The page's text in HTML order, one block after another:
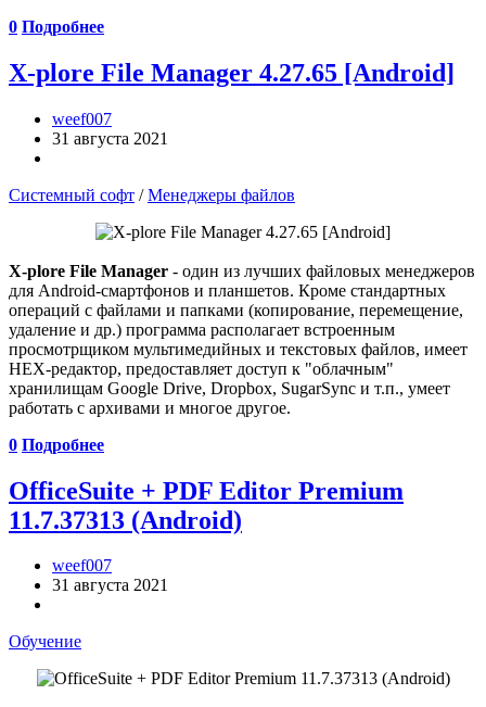
0 Подробнее
X-plore File Manager 4.27.65 [Android]
weef007
31 августа 2021
Системный софт /Менеджеры файлов
X-plore File Manager - один из лучших файловых менеджеров
для Android-смартфонов и планшетов. Кроме стандартных
операций с файлами и папками (копирование, перемещение,
удаление и др.) программа располагает встроенным
просмотрщиком мультимедийных и текстовых файлов, имеет
HEX-редактор, предоставляет доступ к "облачным"
хранилищам Google Drive, Dropbox, SugarSync и т.п., умеет
работать с архивами и многое другое.
0 Подробнее
OfficeSuite + PDF Editor Premium
11.7.37313 (Android)
weef007
31 августа 2021
Обучение